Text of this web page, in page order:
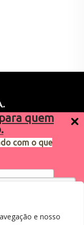
quem
com o que
melhor
e
e nosso